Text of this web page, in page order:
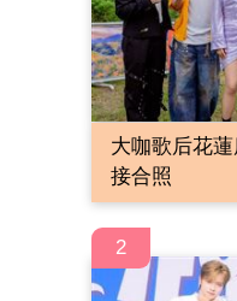
大咖歌后花
接合照
2